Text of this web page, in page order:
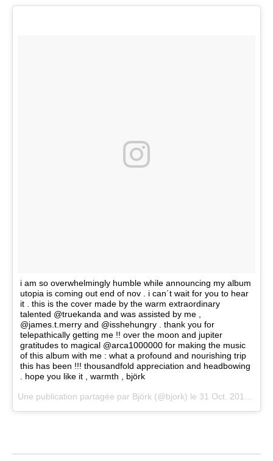
i am so overwhelmingly humble while announcing my album
utopia is coming out end of nov . i can´t wait for you to hear
it . this is the cover made by the warm extraordinary
talented @truekanda and was assisted by me ,
@james.t.merry and @isshehungry . thank you for
telepathically getting me !! over the moon and jupiter
gratitudes to magical @arca1000000 for making the music
of this album with me : what a profound and nourishing trip
this has been !!! thousandfold appreciation and headbowing
. hope you like it , warmth , björk
Une publication partagée par Björk (@bjork) le 31 Oct. 2017 à 5h59 PDT